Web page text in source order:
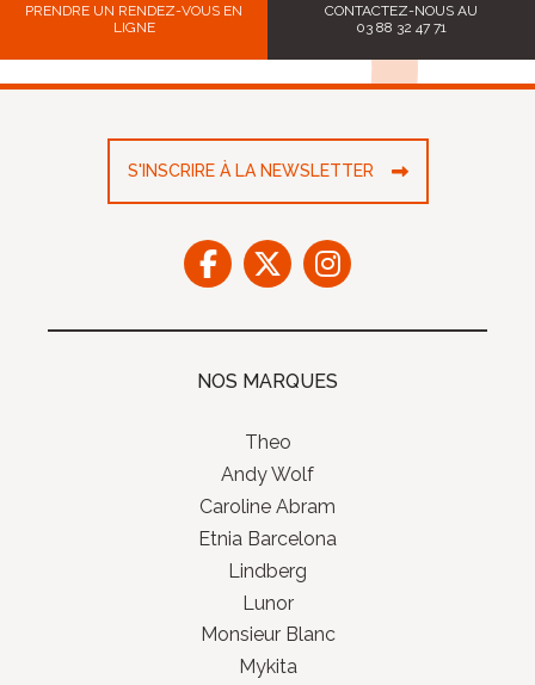
PRENDRE UN RENDEZ-VOUS EN
LIGNE
CONTACTEZ-NOUS AU
03 88 32 47 71
S'INSCRIRE À LA NEWSLETTER
NOS MARQUES
Theo
Andy Wolf
Caroline Abram
Etnia Barcelona
Lindberg
Lunor
Monsieur Blanc
Mykita